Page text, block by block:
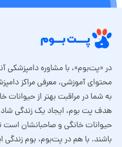
در «پت‌بوم»، با مشاوره دامپزشکی
محتوای آموزشی، معرفی مراکز
به شما در مراقبت بهتر از
هدف پت بوم، ایجاد یک زندگی شاد
حیوانات خانگی و صاحبانشان است
باشند. با هم در پت‌بوم، بوم زندگی